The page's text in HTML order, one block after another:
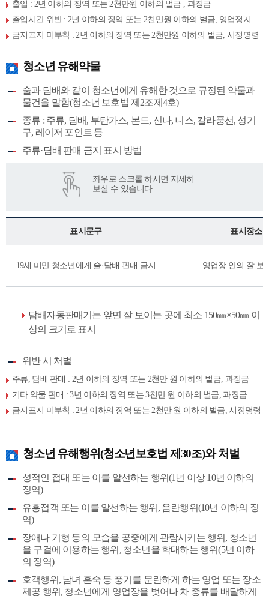
출입 : 2년 이하의 징역 또는 2천만원 이하의 벌금 , 과징금
출입시간 위반 : 2년 이하의 징역 또는 2천만원 이하의 벌금, 영업정지
금지표지 미부착 : 2년 이하의 징역 또는 2천만원 이하의 벌금, 시정명령
청소년 유해약물
술과 담배와 같이 청소년에게 유해한 것으로 규정된 약물과
물건을 말함(청소년 보호법 제2조제4호)
종류 : 주류, 담배, 부탄가스, 본드, 신나, 니스, 칼라풍선, 성기
구, 레이저 포인트 등
주류·담배 판매 금지 표시 방법
표시문구 표시장소
19세 미만 청소년에게 술·담배 판매 금지 영업장 안의 잘 보
담배자동판매기는 앞면 잘 보이는 곳에 최소 150㎜×50㎜ 이
상의 크기로 표시
위반 시 처벌
주류, 담배 판매 : 2년 이하의 징역 또는 2천만 원 이하의 벌금, 과징금
기타 약물 판매 : 3년 이하의 징역 또는 3천만 원 이하의 벌금, 과징금
금지표지 미부착 : 2년 이하의 징역 또는 2천만 원 이하의 벌금, 시정명령
청소년 유해행위(청소년보호법 제30조)와 처벌
성적인 접대 또는 이를 알선하는 행위(1년 이상 10년 이하의
징역)
유흥접객 또는 이를 알선하는 행위, 음란행위(10년 이하의 징
역)
장애나 기형 등의 모습을 공중에게 관람시키는 행위, 청소년
을 구걸에 이용하는 행위, 청소년을 학대하는 행위(5년 이하
의 징역)
호객행위, 남녀 혼숙 등 풍기를 문란하게 하는 영업 또는 장소
제공 행위, 청소년에게 영업장을 벗어나 차 종류를 배달하게